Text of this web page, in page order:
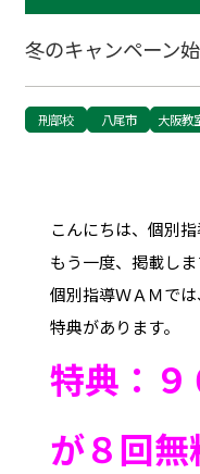
冬のキャンペーン
刑部校 八尾市 大阪教
こんにちは、個別指
もう一度、掲載しま
個別指導ＷＡＭで
特典があります。
特典：
が８回無